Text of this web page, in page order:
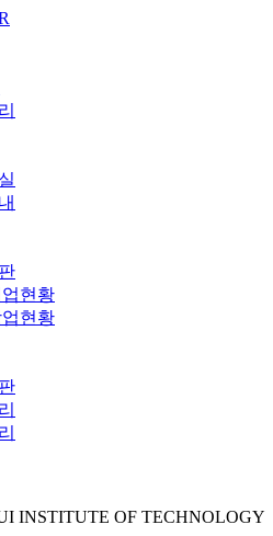
현황
현황
INSTITUTE OF TECHNOLOGY